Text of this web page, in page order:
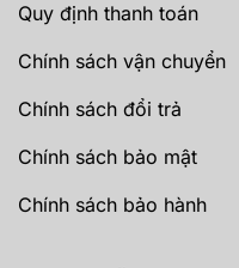
Quy định thanh toán
Chính sách vận chuyển
Chính sách đổi trả
Chính sách bảo mật
Chính sách bảo hành